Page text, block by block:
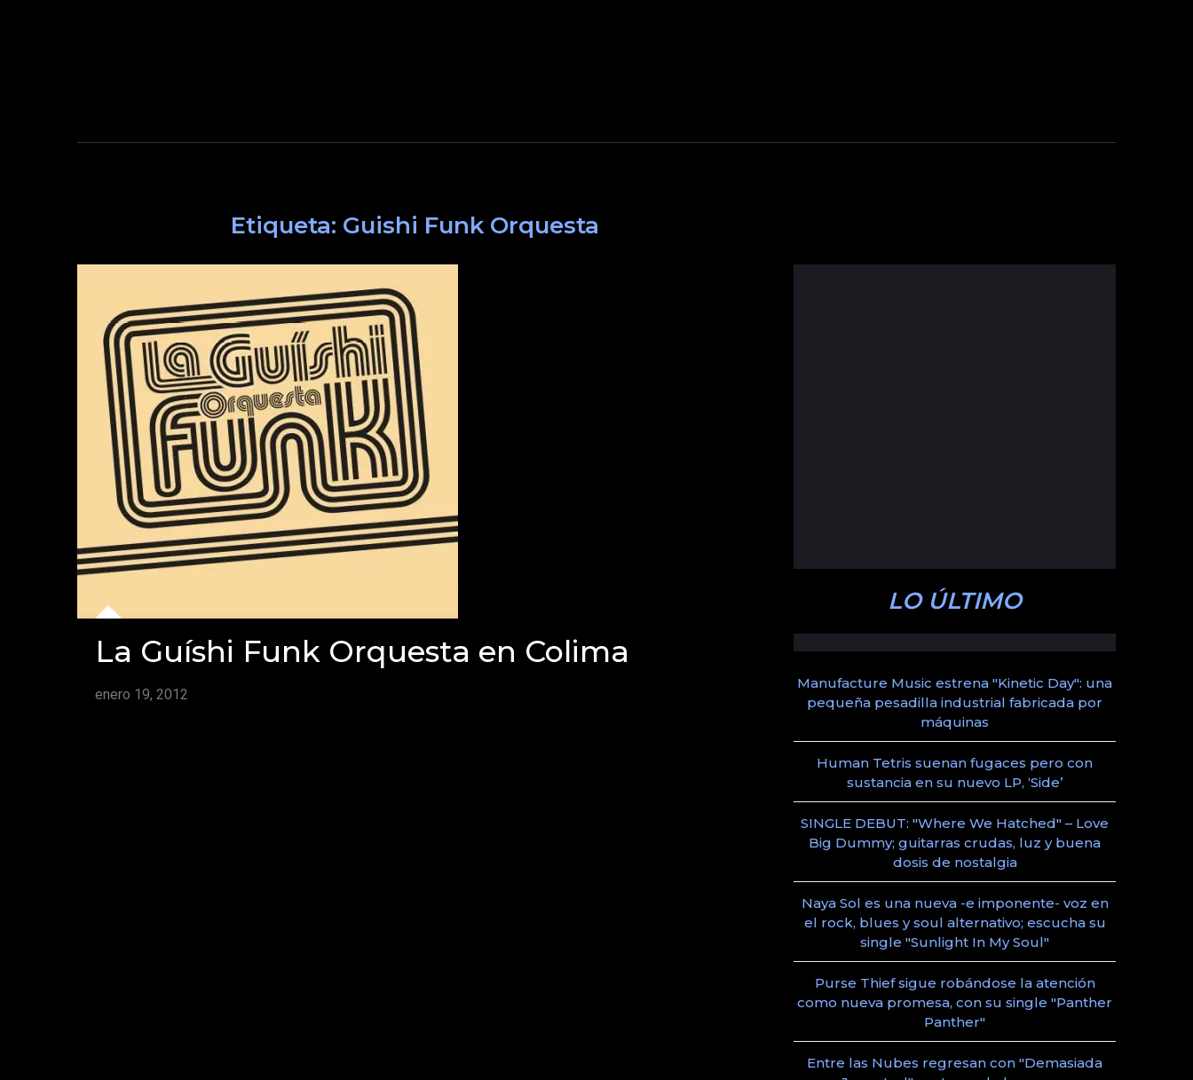
Etiqueta: Guishi Funk Orquesta
La Guíshi Funk Orquesta en Colima
enero 19, 2012
LO ÚLTIMO
Manufacture Music estrena "Kinetic Day": una
pequeña pesadilla industrial fabricada por
máquinas
Human Tetris suenan fugaces pero con
sustancia en su nuevo LP, ‘Side’
SINGLE DEBUT: "Where We Hatched" – Love
Big Dummy; guitarras crudas, luz y buena
dosis de nostalgia
Naya Sol es una nueva -e imponente- voz en
el rock, blues y soul alternativo; escucha su
single "Sunlight In My Soul"
Purse Thief sigue robándose la atención
como nueva promesa, con su single "Panther
Panther"
Entre las Nubes regresan con "Demasiada